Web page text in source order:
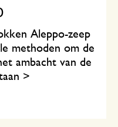
Aleppo-zeep
methoden om de
ambacht van de
>